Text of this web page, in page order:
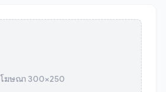
โฆษณา 300×250